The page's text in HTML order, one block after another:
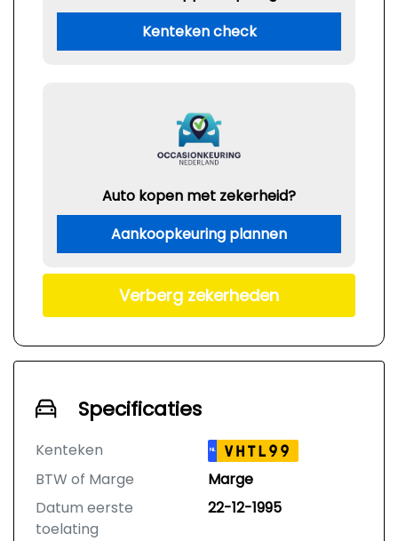
Kenteken check
Auto kopen met zekerheid?
Aankoopkeuring plannen
Verberg zekerheden
Specificaties
Kenteken NL VHTL99
BTW of Marge
Marge
Datum eerste
toelating
22-12-1995